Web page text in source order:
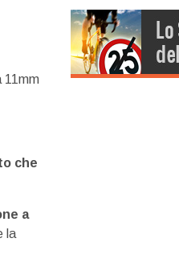
11mm
che
a
la